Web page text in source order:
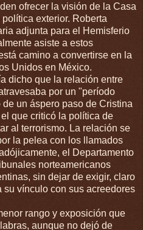
ofrecer la visión de la Casa
exterior. Roberta
adjunta para el Hemisferio
asiste a estos
camino a convertirse en la
Unidos en México.
dicho que la relación entre
por un "período
un áspero paso de Cristina
que criticó la política de
al terrorismo. La relación se
la pelea con los llamados
el Departamento
norteamericanos
sin dejar de exigir, claro
vínculo con sus acreedores
rango y exposición que
aunque no dejó de